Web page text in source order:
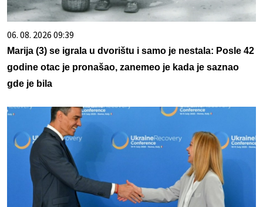
06. 08. 2026 09:39
Marija (3) se igrala u dvorištu i samo je nestala: Posle 42
godine otac je pronašao, zanemeo je kada je saznao
gde je bila